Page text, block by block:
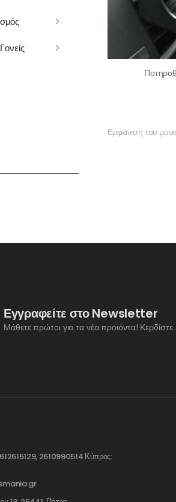
Εμφάνιση του
Εγγραφείτε στο Newsletter
Μάθετε πρώτοι για τα νέα προιόντα!
2610990514 Κύπρος: